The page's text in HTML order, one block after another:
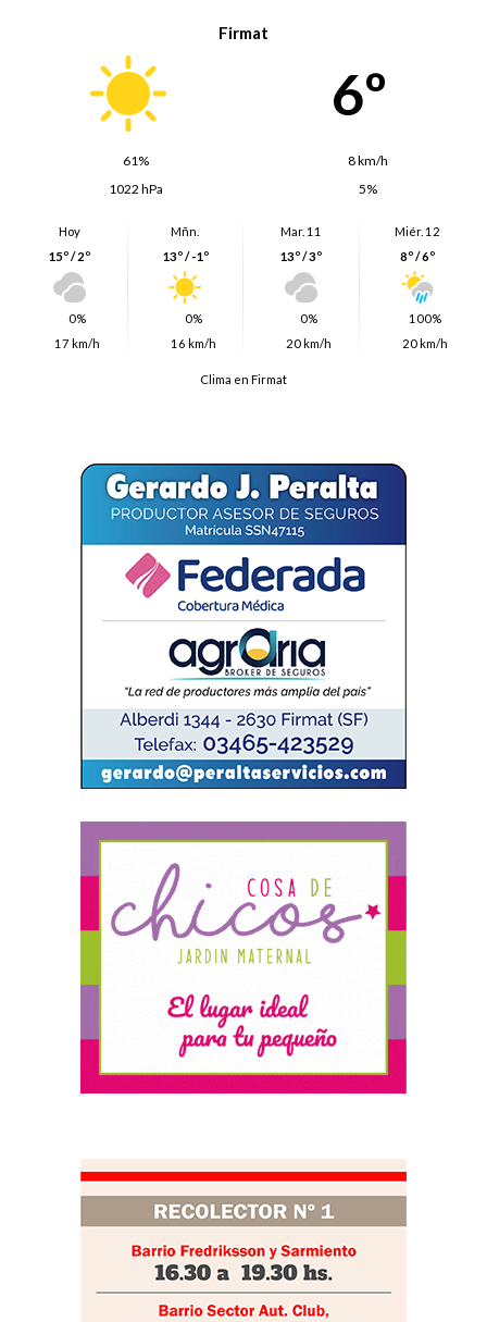
Firmat
6º
61%
8 km/h
1022 hPa
5%
Hoy
15º / 2º
0%
17 km/h
Mñn.
13º / -1º
0%
16 km/h
Mar. 11
13º / 3º
0%
20 km/h
Miér. 12
8º / 6º
100%
20 km/h
Clima en Firmat